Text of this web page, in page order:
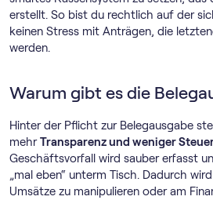
erstellt. So bist du rechtlich auf der
keinen Stress mit Anträgen, die
werden.
Warum gibt es die
Hinter der Pflicht zur Belegausgabe
mehrTransparenz und weniger
Geschäftsvorfall wird sauber erfasst
„mal eben“ unterm Tisch. Dadurch
Umsätze zu manipulieren oder am